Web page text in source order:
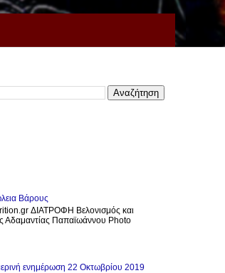
Βάρους
ΔΙΑΤΡΟΦΗ Βελονισμός και
Αδαμαντίας Παπαϊωάννου Photo
ενημέρωση 22 Οκτωβρίου 2019